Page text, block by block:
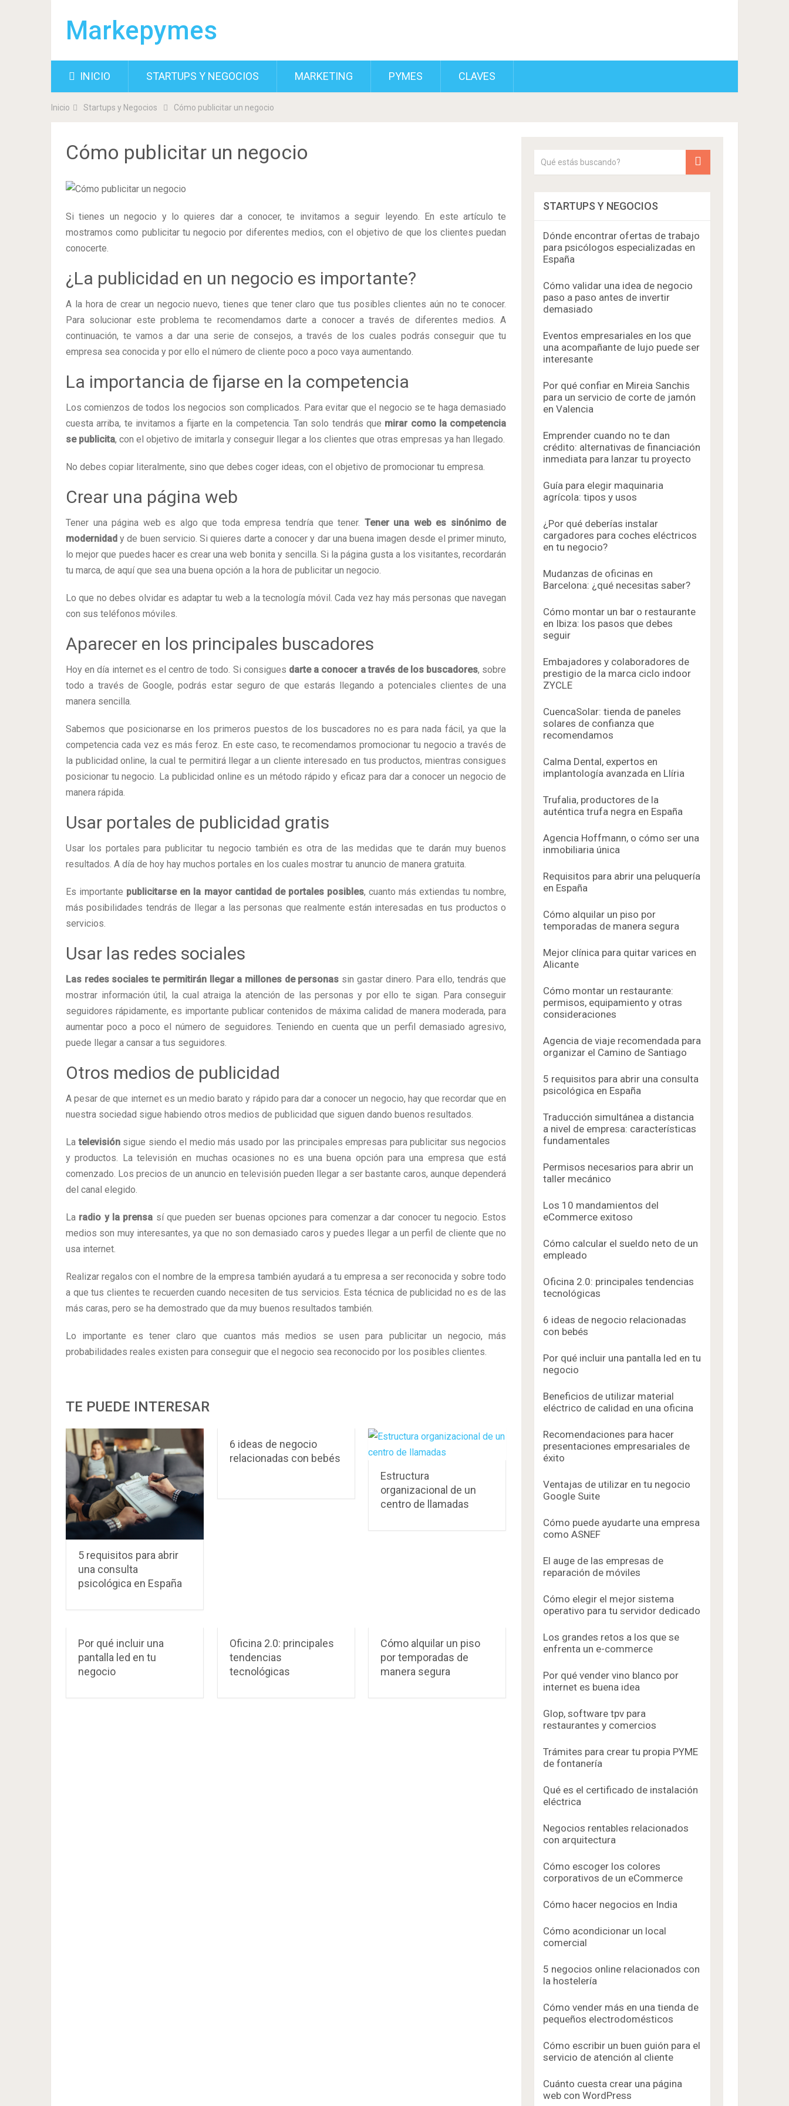
Markepymes
INICIO STARTUPS Y NEGOCIOS MARKETING PYMES CLAVES
Inicio Startups y Negocios Cómo publicitar un negocio
Cómo publicitar un negocio
Si tienes un negocio y lo quieres dar a conocer, te invitamos a seguir leyendo. En este artículo te
mostramos como publicitar tu negocio por diferentes medios, con el objetivo de que los clientes puedan
conocerte.
¿La publicidad en un negocio es importante?
A la hora de crear un negocio nuevo, tienes que tener claro que tus posibles clientes aún no te conocer.
Para solucionar este problema te recomendamos darte a conocer a través de diferentes medios. A
continuación, te vamos a dar una serie de consejos, a través de los cuales podrás conseguir que tu
empresa sea conocida y por ello el número de cliente poco a poco vaya aumentando.
La importancia de fijarse en la competencia
Los comienzos de todos los negocios son complicados. Para evitar que el negocio se te haga demasiado
cuesta arriba, te invitamos a fijarte en la competencia. Tan solo tendrás que mirar como la competencia
se publicita, con el objetivo de imitarla y conseguir llegar a los clientes que otras empresas ya han llegado.
No debes copiar literalmente, sino que debes coger ideas, con el objetivo de promocionar tu empresa.
Crear una página web
Tener una página web es algo que toda empresa tendría que tener. Tener una web es sinónimo de
modernidad y de buen servicio. Si quieres darte a conocer y dar una buena imagen desde el primer minuto,
lo mejor que puedes hacer es crear una web bonita y sencilla. Si la página gusta a los visitantes, recordarán
tu marca, de aquí que sea una buena opción a la hora de publicitar un negocio.
Lo que no debes olvidar es adaptar tu web a la tecnología móvil. Cada vez hay más personas que navegan
con sus teléfonos móviles.
Aparecer en los principales buscadores
Hoy en día internet es el centro de todo. Si consigues darte a conocer a través de los buscadores, sobre
todo a través de Google, podrás estar seguro de que estarás llegando a potenciales clientes de una
manera sencilla.
Sabemos que posicionarse en los primeros puestos de los buscadores no es para nada fácil, ya que la
competencia cada vez es más feroz. En este caso, te recomendamos promocionar tu negocio a través de
la publicidad online, la cual te permitirá llegar a un cliente interesado en tus productos, mientras consigues
posicionar tu negocio. La publicidad online es un método rápido y eficaz para dar a conocer un negocio de
manera rápida.
Usar portales de publicidad gratis
Usar los portales para publicitar tu negocio también es otra de las medidas que te darán muy buenos
resultados. A día de hoy hay muchos portales en los cuales mostrar tu anuncio de manera gratuita.
Es importante publicitarse en la mayor cantidad de portales posibles, cuanto más extiendas tu nombre,
más posibilidades tendrás de llegar a las personas que realmente están interesadas en tus productos o
servicios.
Usar las redes sociales
Las redes sociales te permitirán llegar a millones de personas sin gastar dinero. Para ello, tendrás que
mostrar información útil, la cual atraiga la atención de las personas y por ello te sigan. Para conseguir
seguidores rápidamente, es importante publicar contenidos de máxima calidad de manera moderada, para
aumentar poco a poco el número de seguidores. Teniendo en cuenta que un perfil demasiado agresivo,
puede llegar a cansar a tus seguidores.
Otros medios de publicidad
A pesar de que internet es un medio barato y rápido para dar a conocer un negocio, hay que recordar que en
nuestra sociedad sigue habiendo otros medios de publicidad que siguen dando buenos resultados.
Latelevisiónsigue siendo el medio más usado por las principales empresas para publicitar sus negocios
y productos. La televisión en muchas ocasiones no es una buena opción para una empresa que está
comenzado. Los precios de un anuncio en televisión pueden llegar a ser bastante caros, aunque dependerá
del canal elegido.
La radio y la prensa sí que pueden ser buenas opciones para comenzar a dar conocer tu negocio. Estos
medios son muy interesantes, ya que no son demasiado caros y puedes llegar a un perfil de cliente que no
usa internet.
Realizar regalos con el nombre de la empresa también ayudará a tu empresa a ser reconocida y sobre todo
a que tus clientes te recuerden cuando necesiten de tus servicios. Esta técnica de publicidad no es de las
más caras, pero se ha demostrado que da muy buenos resultados también.
Lo importante es tener claro que cuantos más medios se usen para publicitar un negocio, más
probabilidades reales existen para conseguir que el negocio sea reconocido por los posibles clientes.
TE PUEDE INTERESAR
5 requisitos para abrir
una consulta
psicológica en España
6 ideas de negocio
relacionadas con bebés
Estructura
organizacional de un
centro de llamadas
Por qué incluir una
pantalla led en tu
negocio
Oficina 2.0: principales
tendencias
tecnológicas
Cómo alquilar un piso
por temporadas de
manera segura
STARTUPS Y NEGOCIOS
Dónde encontrar ofertas de trabajo
para psicólogos especializadas en
España
Cómo validar una idea de negocio
paso a paso antes de invertir
demasiado
Eventos empresariales en los que
una acompañante de lujo puede ser
interesante
Por qué confiar en Mireia Sanchis
para un servicio de corte de jamón
en Valencia
Emprender cuando no te dan
crédito: alternativas de financiación
inmediata para lanzar tu proyecto
Guía para elegir maquinaria
agrícola: tipos y usos
¿Por qué deberías instalar
cargadores para coches eléctricos
en tu negocio?
Mudanzas de oficinas en
Barcelona: ¿qué necesitas saber?
Cómo montar un bar o restaurante
en Ibiza: los pasos que debes
seguir
Embajadores y colaboradores de
prestigio de la marca ciclo indoor
ZYCLE
CuencaSolar: tienda de paneles
solares de confianza que
recomendamos
Calma Dental, expertos en
implantología avanzada en Llíria
Trufalia, productores de la
auténtica trufa negra en España
Agencia Hoffmann, o cómo ser una
inmobiliaria única
Requisitos para abrir una peluquería
en España
Cómo alquilar un piso por
temporadas de manera segura
Mejor clínica para quitar varices en
Alicante
Cómo montar un restaurante:
permisos, equipamiento y otras
consideraciones
Agencia de viaje recomendada para
organizar el Camino de Santiago
5 requisitos para abrir una consulta
psicológica en España
Traducción simultánea a distancia
a nivel de empresa: características
fundamentales
Permisos necesarios para abrir un
taller mecánico
Los 10 mandamientos del
eCommerce exitoso
Cómo calcular el sueldo neto de un
empleado
Oficina 2.0: principales tendencias
tecnológicas
6 ideas de negocio relacionadas
con bebés
Por qué incluir una pantalla led en tu
negocio
Beneficios de utilizar material
eléctrico de calidad en una oficina
Recomendaciones para hacer
presentaciones empresariales de
éxito
Ventajas de utilizar en tu negocio
Google Suite
Cómo puede ayudarte una empresa
como ASNEF
El auge de las empresas de
reparación de móviles
Cómo elegir el mejor sistema
operativo para tu servidor dedicado
Los grandes retos a los que se
enfrenta un e-commerce
Por qué vender vino blanco por
internet es buena idea
Glop, software tpv para
restaurantes y comercios
Trámites para crear tu propia PYME
de fontanería
Qué es el certificado de instalación
eléctrica
Negocios rentables relacionados
con arquitectura
Cómo escoger los colores
corporativos de un eCommerce
Cómo hacer negocios en India
Cómo acondicionar un local
comercial
5 negocios online relacionados con
la hostelería
Cómo vender más en una tienda de
pequeños electrodomésticos
Cómo escribir un buen guión para el
servicio de atención al cliente
Cuánto cuesta crear una página
web con WordPress